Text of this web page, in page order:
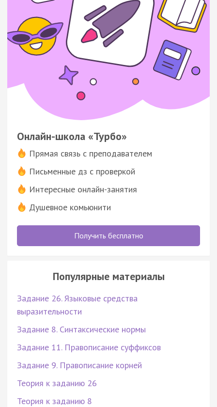
Онлайн-школа «Турбо»
Прямая связь с преподавателем
Письменные дз с проверкой
Интересные онлайн-занятия
Душевное комьюнити
Получить бесплатно
Популярные материалы
Задание 26. Языковые средства
выразительности
Задание 8. Синтаксические нормы
Задание 11. Правописание суффиксов
Задание 9. Правописание корней
Теория к заданию 26
Теория к заданию 8